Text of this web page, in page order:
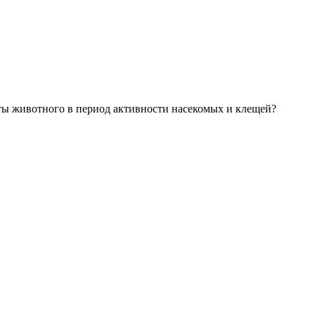
животного в период активности насекомых и клещей?